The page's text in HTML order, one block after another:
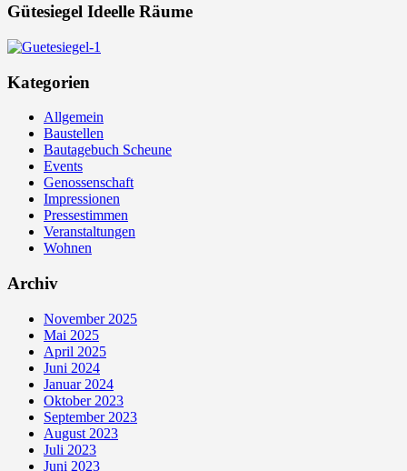
Gütesiegel Ideelle Räume
Kategorien
Allgemein
Baustellen
Bautagebuch Scheune
Events
Genossenschaft
Impressionen
Pressestimmen
Veranstaltungen
Wohnen
Archiv
November 2025
Mai 2025
April 2025
Juni 2024
Januar 2024
Oktober 2023
September 2023
August 2023
Juli 2023
Juni 2023